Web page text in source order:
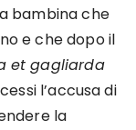
bambina che
e che dopo il
et gagliarda
l’accusa di
la